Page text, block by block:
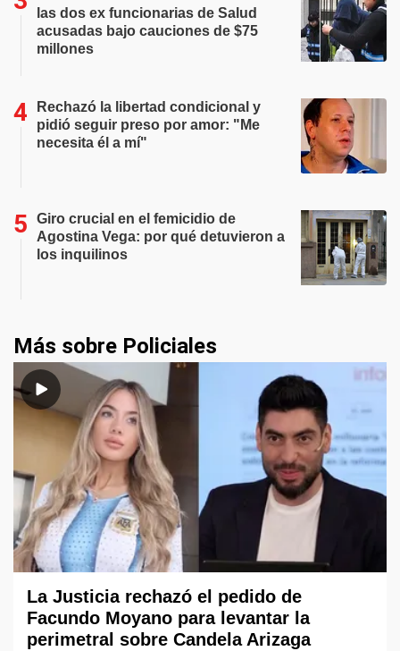
las dos ex funcionarias de Salud
acusadas bajo cauciones de $75
millones
Rechazó la libertad condicional y
pidió seguir preso por amor: "Me
necesita él a mí"
Giro crucial en el femicidio de
Agostina Vega: por qué detuvieron a
los inquilinos
Más sobre Policiales
La Justicia rechazó el pedido de
Facundo Moyano para levantar la
perimetral sobre Candela Arizaga